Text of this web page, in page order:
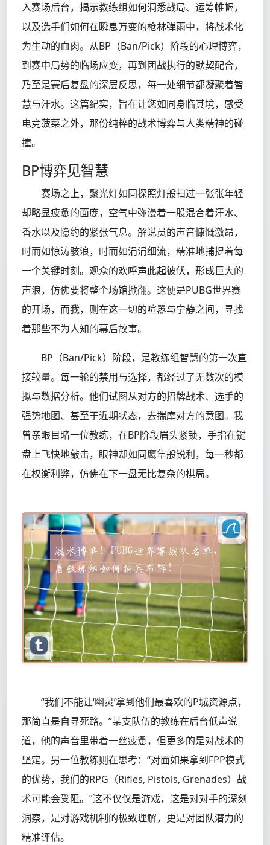
入赛场后台，揭示教练组如何洞悉战局、运筹帷幄，
以及选手们如何在瞬息万变的枪林弹雨中，将战术化
为生动的血肉。从BP（Ban/Pick）阶段的心理博弈，
到赛中局势的临场应变，再到团战执行的默契配合，
乃至是赛后复盘的深层反思，每一处细节都凝聚着智
慧与汗水。这篇纪实，旨在让您如同身临其境，感受
电竞菠菜之外，那份纯粹的战术博弈与人类精神的碰
撞。
BP博弈见智慧
赛场之上，聚光灯如同探照灯般扫过一张张年轻
却略显疲惫的面庞，空气中弥漫着一股混合着汗水、
香水以及隐约的紧张气息。解说员的声音慷慨激昂，
时而如惊涛骇浪，时而如涓涓细流，精准地捕捉着每
一个关键时刻。观众的欢呼声此起彼伏，形成巨大的
声浪，仿佛要将整个场馆掀翻。这便是PUBG世界赛
的开场，而我，则在这一切的喧嚣与宁静之间，寻找
着那些不为人知的幕后故事。
BP（Ban/Pick）阶段，是教练组智慧的第一次直
接较量。每一轮的禁用与选择，都经过了无数次的模
拟与数据分析。他们试图从对方的招牌战术、选手的
强势地图、甚至于近期状态，去揣摩对方的意图。我
曾亲眼目睹一位教练，在BP阶段眉头紧锁，手指在键
盘上飞快地敲击，眼神却如同鹰隼般锐利，每一秒都
在权衡利弊，仿佛在下一盘无比复杂的棋局。
“我们不能让‘幽灵’拿到他们最喜欢的P城资源点，
那简直是自寻死路。”某支队伍的教练在后台低声说
道，他的声音里带着一丝疲惫，但更多的是对战术的
坚定。另一位教练则在思考：“对面如果拿到FPP模式
的优势，我们的RPG（Rifles, Pistols, Grenades）战
术可能会受阻。”这不仅仅是游戏，这是对对手的深刻
洞察，是对游戏机制的极致理解，更是对团队潜力的
精准评估。